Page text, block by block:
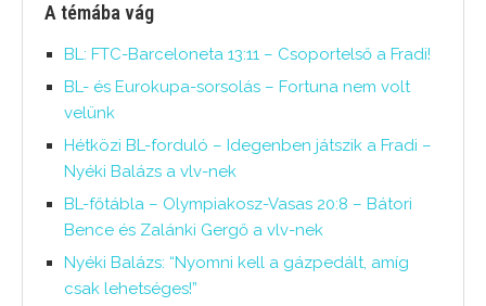
A témába vág
BL: FTC-Barceloneta 13:11 – Csoportelső a Fradi!
BL- és Eurokupa-sorsolás – Fortuna nem volt
velünk
Hétközi BL-forduló – Idegenben játszik a Fradi –
Nyéki Balázs a vlv-nek
BL-főtábla – Olympiakosz-Vasas 20:8 – Bátori
Bence és Zalánki Gergő a vlv-nek
Nyéki Balázs: “Nyomni kell a gázpedált, amíg
csak lehetséges!”